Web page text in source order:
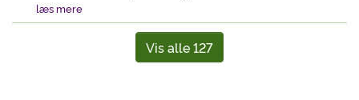
læs mere
Vis alle 127